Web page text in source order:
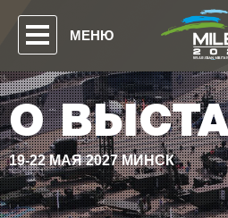
МЕНЮ
О
19-22 МАЯ 2027 МИНСК